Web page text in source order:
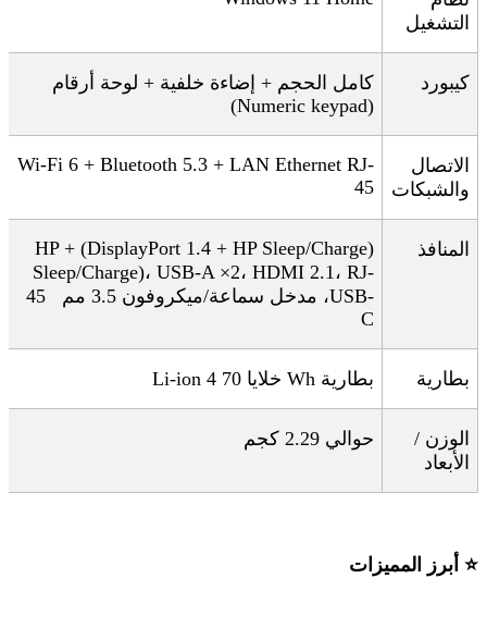
التشغيل
كيبورد
كامل الحجم + إضاءة خلفية + لوحة أرقام
(Numeric keypad)
الاتصال
والشبكات
Wi-Fi 6 + Bluetooth 5.3 + LAN Ethernet RJ-
45
المنافذ
(DisplayPort 1.4 + HP Sleep/Charge) + HP
Sleep/Charge)، USB-A ×2، HDMI 2.1 ، RJ-
45
، مدخل سماعة/ميكروفون 3.5 ممUSB-
C
بطارية بطارية خلايا 70 Wh
الوزن /
الأبعاد
حوالي 2.29 كجم
⭐ أبرز المميزات